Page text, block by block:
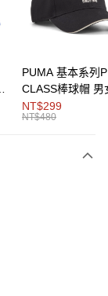
PUMA 基本系列
CLASS棒球帽 男
同
NT$299
NT$480